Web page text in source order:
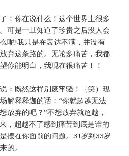
：你在说什么！这个世界上很多
可是一旦知道了珍贵之后没人会
呢!我只是在表达不满，并没有
弃这条路的。无论多痛苦，我都
你能明白，我现在很痛苦！！
：既然这样别废牢骚！（笑）现
解释释迦的话：“你就超越无法
放弃的吧？”不想放弃就超越，
，超越不了感到痛苦到底是谁的
摆在你面前的问题。31岁到33岁
的。